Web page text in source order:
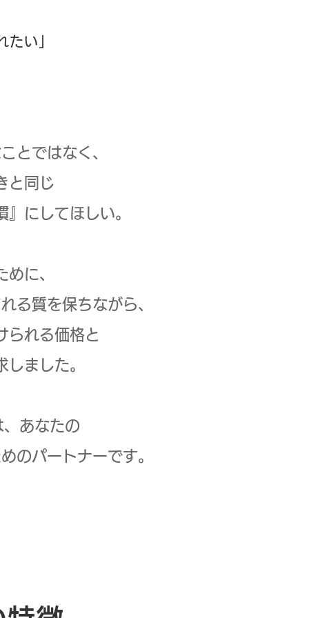
たい」
とではなく、
と同じ
にしてほしい。
めに、
る質を保ちながら、
られる価格と
しました。
あなたの
のパートナーです。